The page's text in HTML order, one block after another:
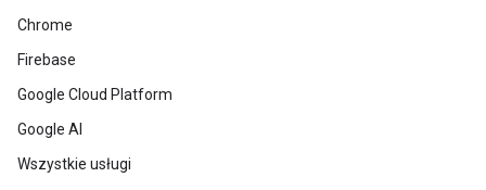
Chrome
Firebase
Google Cloud Platform
Google AI
Wszystkie usługi